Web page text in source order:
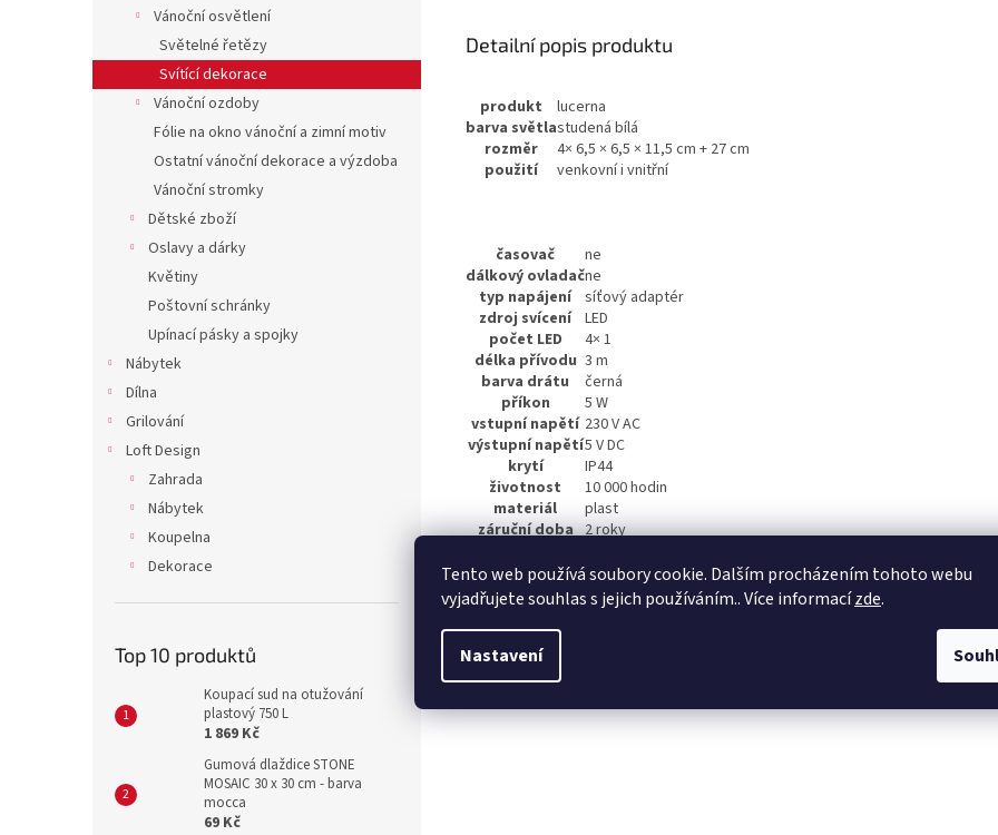
Tento web používá soubory cookie. Dalším procházením tohoto webu
vyjadřujete souhlas s jejich používáním.. Více informacízde.
Nastavení
Vánoční osvětlení
Světelné řetězy
Svítící dekorace
Vánoční ozdoby
Fólie na okno vánoční a zimní motiv
Ostatní vánoční dekorace a výzdoba
Vánoční stromky
Dětské zboží
Oslavy a dárky
Květiny
Poštovní schránky
Upínací pásky a spojky
Nábytek
Dílna
Grilování
Loft Design
Zahrada
Nábytek
Koupelna
Dekorace
Top 10 produktů
Koupací sud na otužování
plastový 750 L
1 869 Kč
Gumová dlaždice STONE
MOSAIC 30 x 30 cm - barva
mocca
69 Kč
Detailní popis produktu
produkt
lucerna
barva světlastudená bílá
rozměr
4× 6,5 × 6,5 × 11,5 cm + 27 cm
použití
venkovní i vnitřní
časovač
ne
dálkový ovladačne
typ napájení síťový adaptér
zdroj svícení LED
počet LED
4× 1
délka přívodu 3 m
barva drátu
černá
příkon
5 W
vstupní napětí 230 V AC
výstupní napětí5 V DC
krytí
IP44
životnost
10 000 hodin
materiál
plast
záruční doba 2 roky